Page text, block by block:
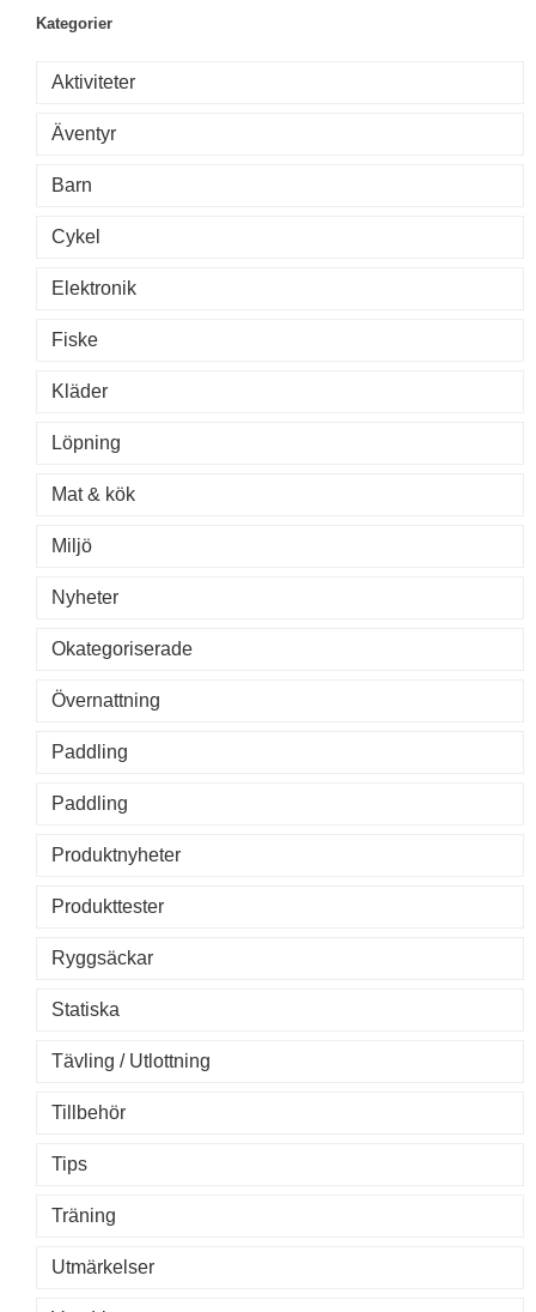
Kategorier
Aktiviteter
Äventyr
Barn
Cykel
Elektronik
Fiske
Kläder
Löpning
Mat & kök
Miljö
Nyheter
Okategoriserade
Övernattning
Paddling
Paddling
Produktnyheter
Produkttester
Ryggsäckar
Statiska
Tävling / Utlottning
Tillbehör
Tips
Träning
Utmärkelser